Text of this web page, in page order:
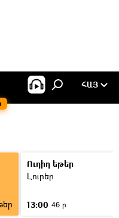
ՀԱՅ
Ուղիղ եթեր
Լուրեր
13:00 46 ր